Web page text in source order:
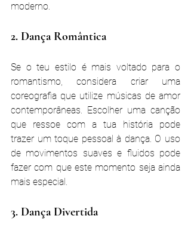
moderno.
2. Dança Romântica
Se o teu estilo é mais voltado para o
romantismo, considera criar uma
coreografia que utilize músicas de amor
contemporâneas. Escolher uma canção
que ressoe com a tua história pode
trazer um toque pessoal à dança. O uso
de movimentos suaves e fluidos pode
fazer com que este momento seja ainda
mais especial.
3. Dança Divertida